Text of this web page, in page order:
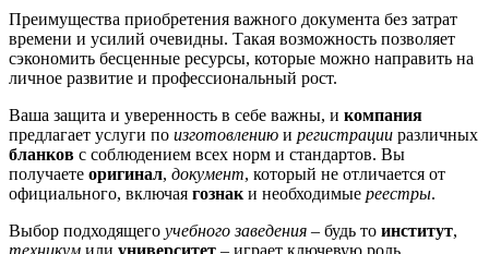
Преимущества приобретения важного документа без затрат
времени и усилий очевидны. Такая возможность позволяет
сэкономить бесценные ресурсы, которые можно направить на
личное развитие и профессиональный рост.
Ваша защита и уверенность в себе важны, и компания
предлагает услуги по изготовлению и регистрации различных
бланков с соблюдением всех норм и стандартов. Вы
получаете оригинал, документ, который не отличается от
официального, включая гознак и необходимые реестры.
Выбор подходящего учебного заведения – будь то институт,